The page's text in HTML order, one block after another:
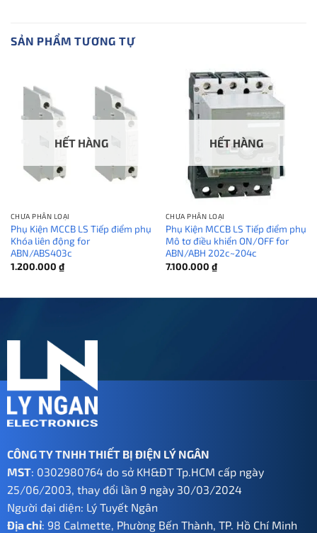
SẢN PHẨM TƯƠNG TỰ
HẾT HÀNG
CHƯA PHÂN LOẠI
Phụ Kiện MCCB LS Tiếp điểm phụ
Khóa liên động for
ABN/ABS403c
1.200.000 ₫
HẾT HÀNG
CHƯA PHÂN LOẠI
Phụ Kiện MCCB LS Tiếp điểm phụ
Mô tơ điều khiển ON/OFF for
ABN/ABH 202c~204c
7.100.000 ₫
CÔNG TY TNHH THIẾT BỊ ĐIỆN LÝ NGÂN
MST: 0302980764 do sở KH&ĐT Tp.HCM cấp ngày
25/06/2003, thay đổi lần 9 ngày 30/03/2024
Người đại diện: Lý Tuyết Ngân
Địa chỉ: 98 Calmette, Phường Bến Thành, TP. Hồ Chí Minh